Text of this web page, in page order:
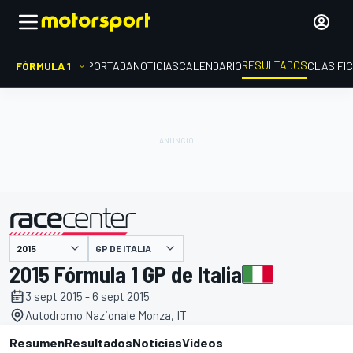
FÓRMULA 1 PORTADANOTICIASCALENDARIORESULTADOS
presentado por GP DE ITALIA
2015 Fórmula 1 GP de Italia
3 sept 2015 - 6 sept 2015
Autodromo Nazionale Monza, IT
ResumenResultadosNoticiasVideos